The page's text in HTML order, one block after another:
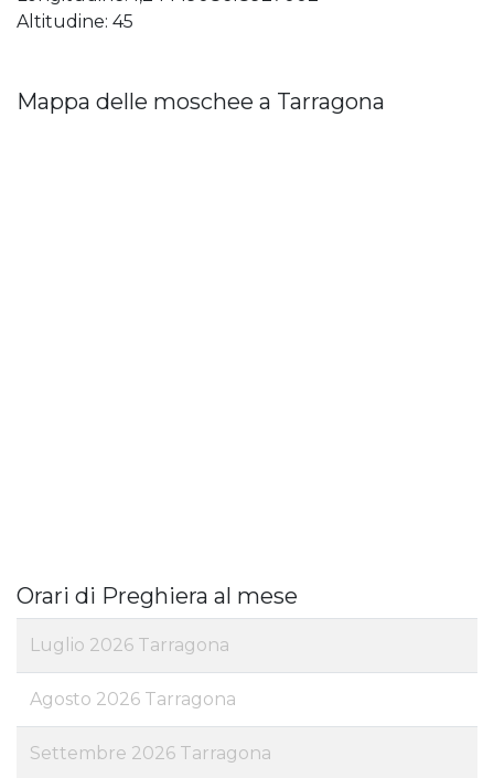
Altitudine: 45
Mappa delle moschee a Tarragona
Orari di Preghiera al mese
Luglio 2026 Tarragona
Agosto 2026 Tarragona
Settembre 2026 Tarragona